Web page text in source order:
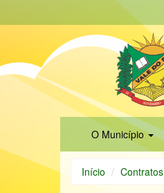
O Município
Início Contratos